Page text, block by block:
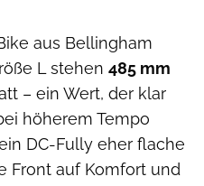
aus Bellingham
L stehen 485 mm
– ein Wert, der klar
höherem Tempo
DC-Fully eher flache
Front auf Komfort und